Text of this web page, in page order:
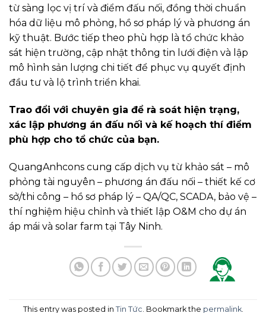
từ sàng lọc vị trí và điểm đấu nối, đồng thời chuẩn
hóa dữ liệu mô phỏng, hồ sơ pháp lý và phương án
kỹ thuật. Bước tiếp theo phù hợp là tổ chức khảo
sát hiện trường, cập nhật thông tin lưới điện và lập
mô hình sản lượng chi tiết để phục vụ quyết định
đầu tư và lộ trình triển khai.
Trao đổi với chuyên gia để rà soát hiện trạng,
xác lập phương án đấu nối và kế hoạch thí điểm
phù hợp cho tổ chức của bạn.
QuangAnhcons cung cấp dịch vụ từ khảo sát – mô
phỏng tài nguyên – phương án đấu nối – thiết kế cơ
sở/thi công – hồ sơ pháp lý – QA/QC, SCADA, bảo vệ –
thí nghiệm hiệu chỉnh và thiết lập O&M cho dự án
áp mái và solar farm tại Tây Ninh.
This entry was posted in Tin Tức. Bookmark the permalink.